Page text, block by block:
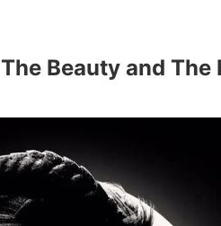
The Beauty and The